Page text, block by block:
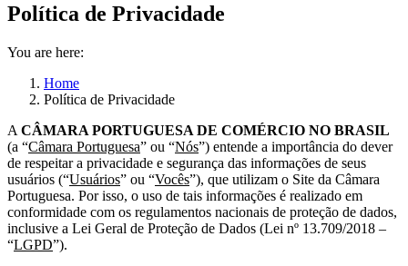
Política de Privacidade
You are here:
Home
Política de Privacidade
A CÂMARA PORTUGUESA DE COMÉRCIO NO BRASIL
(a “Câmara Portuguesa” ou “Nós”) entende a importância do dever
de respeitar a privacidade e segurança das informações de seus
usuários (“Usuários” ou “Vocês”), que utilizam o Site da Câmara
Portuguesa. Por isso, o uso de tais informações é realizado em
conformidade com os regulamentos nacionais de proteção de dados,
inclusive a Lei Geral de Proteção de Dados (Lei nº 13.709/2018 –
“LGPD”).